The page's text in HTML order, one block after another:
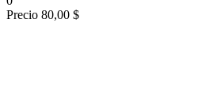
Precio 80,00 $